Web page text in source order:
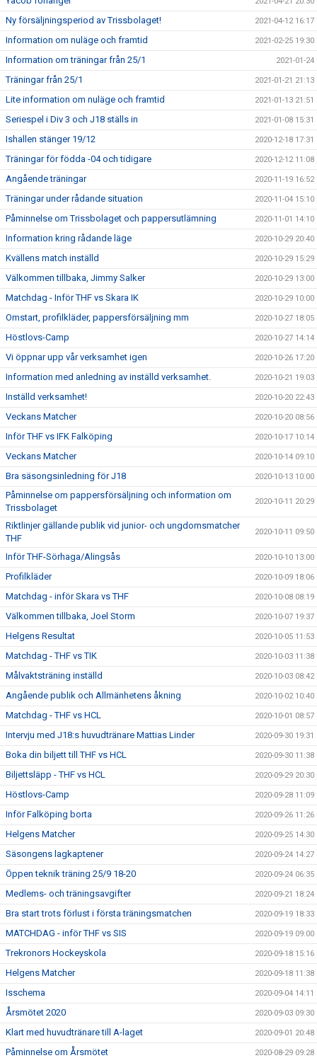
Ny försäljningsperiod av Trissbolaget! 2021-04-12 16:17
Information om nuläge och framtid 2021-02-25 19:30
Information om träningar från 25/1 2021-01-24
Träningar från 25/1 2021-01-21 21:13
Lite information om nuläge och framtid 2021-01-13 21:51
Seriespel i Div 3 och J18 ställs in 2021-01-08 15:31
Ishallen stänger 19/12 2020-12-18 17:31
Träningar för födda -04 och tidigare 2020-12-12 11:08
Angående träningar 2020-11-19 16:52
Träningar under rådande situation 2020-11-04 15:10
Påminnelse om Trissbolaget och pappersutlämning 2020-11-01 14:10
Information kring rådande läge 2020-10-29 20:40
Kvällens match inställd 2020-10-29 15:29
Välkommen tillbaka, Jimmy Salker 2020-10-29 13:00
Matchdag - Inför THF vs Skara IK 2020-10-29 10:00
Omstart, profilkläder, pappersförsäljning mm 2020-10-27 18:05
Höstlovs-Camp 2020-10-27 14:14
Vi öppnar upp vår verksamhet igen 2020-10-26 17:20
Information med anledning av inställd verksamhet. 2020-10-21 19:03
Inställd verksamhet! 2020-10-20 22:43
Veckans Matcher 2020-10-20 08:56
Inför THF vs IFK Falköping 2020-10-17 10:14
Veckans Matcher 2020-10-14 09:10
Bra säsongsinledning för J18 2020-10-13 10:00
Påminnelse om pappersförsäljning och information om
Trissbolaget
2020-10-11 20:29
Riktlinjer gällande publik vid junior- och ungdomsmatcher
THF
2020-10-11 09:50
Inför THF-Sörhaga/Alingsås 2020-10-10 13:00
Profilkläder 2020-10-09 18:06
Matchdag - inför Skara vs THF 2020-10-08 08:19
Välkommen tillbaka, Joel Storm 2020-10-07 19:37
Helgens Resultat 2020-10-05 11:53
Matchdag - THF vs TIK 2020-10-03 11:38
Målvaktsträning inställd 2020-10-03 08:42
Angående publik och Allmänhetens åkning 2020-10-02 10:40
Matchdag - THF vs HCL 2020-10-01 08:57
Intervju med J18:s huvudtränare Mattias Linder 2020-09-30 19:31
Boka din biljett till THF vs HCL 2020-09-30 11:38
Biljettsläpp - THF vs HCL 2020-09-29 20:30
Höstlovs-Camp 2020-09-28 11:09
Inför Falköping borta 2020-09-26 11:26
Helgens Matcher 2020-09-25 14:30
Säsongens lagkaptener 2020-09-24 14:27
Öppen teknik träning 25/9 18-20 2020-09-24 06:35
Medlems- och träningsavgifter 2020-09-21 18:24
Bra start trots förlust i första träningsmatchen 2020-09-19 18:33
MATCHDAG - inför THF vs SIS 2020-09-19 09:00
Trekronors Hockeyskola 2020-09-18 15:16
Helgens Matcher 2020-09-18 11:38
Isschema 2020-09-04 14:11
Årsmötet 2020 2020-09-03 09:30
Klart med huvudtränare till A-laget 2020-09-01 20:48
Påminnelse om Årsmötet 2020-08-29 09:28